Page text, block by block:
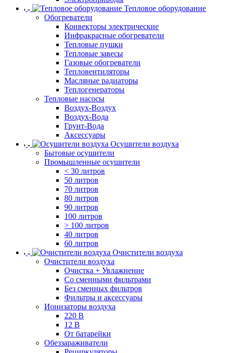
Тепловое оборудование
Обогреватели
Конвекторы электрические
Инфракрасные обогреватели
Тепловые пушки
Тепловые завесы
Газовые обогреватели
Тепловентиляторы
Масляные радиаторы
Теплогенераторы
Тепловые насосы
Воздух-Воздух
Воздух-Вода
Грунт-Вода
Аксессуары
Осушители воздуха
Бытовые осушители
Промышленные осушители
< 30 литров
50 литров
70 литров
80 литров
90 литров
100 литров
> 100 литров
40 литров
60 литров
Очистители воздуха
Очистители воздуха
Очистка + Увлажнение
Cо сменными фильтрами
Без сменных фильтров
Фильтры и аксессуары
Ионизаторы воздуха
220 В
12 В
От батарейки
Обеззараживатели